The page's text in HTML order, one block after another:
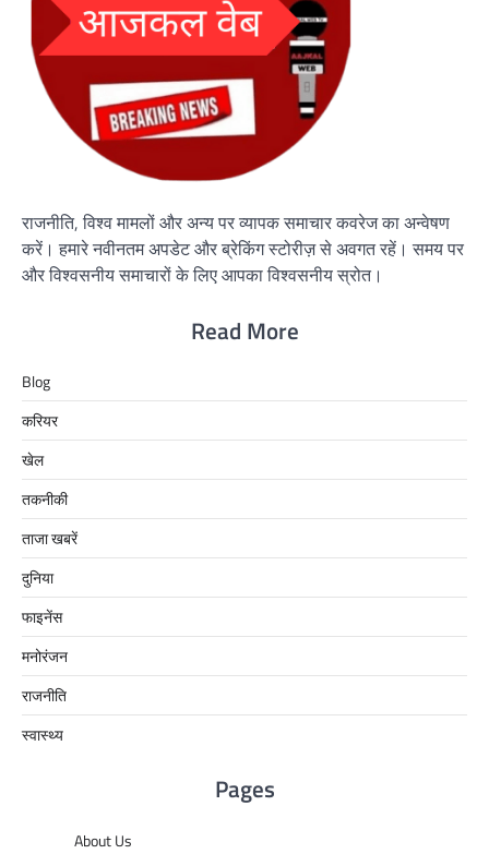
राजनीति, विश्व मामलों और अन्य पर व्यापक समाचार कवरेज का अन्वेषण
करें। हमारे नवीनतम अपडेट और ब्रेकिंग स्टोरीज़ से अवगत रहें। समय पर
और विश्वसनीय समाचारों के लिए आपका विश्वसनीय स्रोत।
Read More
Blog
करियर
खेल
तकनीकी
ताजा खबरें
दुनिया
फाइनेंस
मनोरंजन
राजनीति
स्वास्थ्य
Pages
About Us